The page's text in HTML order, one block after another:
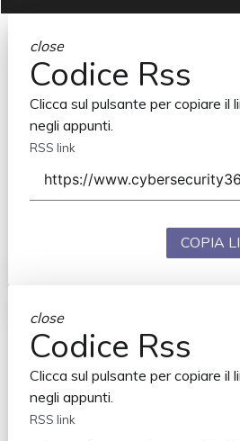
close
Codice Rss
Clicca sul pulsante per copiare il
negli appunti.
RSS link
COPIA
close
Codice Rss
Clicca sul pulsante per copiare il
negli appunti.
RSS link